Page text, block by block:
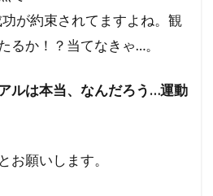
が約束されてますよね。観
るか！？当てなきゃ…。
ルは本当、なんだろう…運動
お願いします。